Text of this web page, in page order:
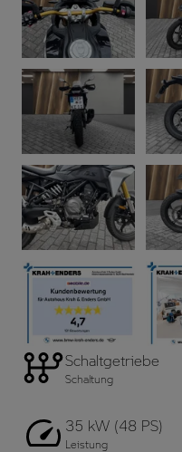
Schaltgetriebe
Schaltung
35 kW (48 PS)
Leistung